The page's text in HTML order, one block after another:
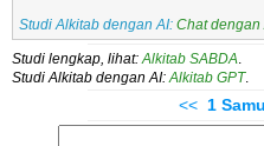
Studi Alkitab dengan AI: Chat dengan
Studi lengkap, lihat: Alkitab SABDA
Studi Alkitab dengan AI: Alkitab GPT.
<< 1